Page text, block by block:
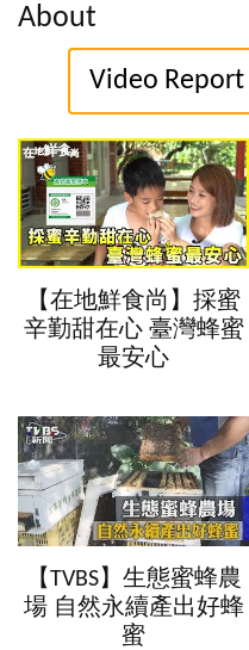
About
Video Report
【在地鮮食尚】採蜜
辛勤甜在心 臺灣蜂蜜
最安心
【TVBS】生態蜜蜂農
場 自然永續產出好蜂
蜜